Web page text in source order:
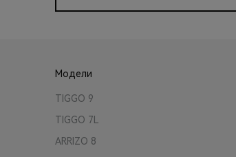
Модели
TIGGO 9
TIGGO 7L
ARRIZO 8